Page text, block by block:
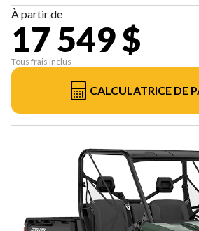
À partir de
17 549 $
Tous frais inclus
CALCULATRICE DE